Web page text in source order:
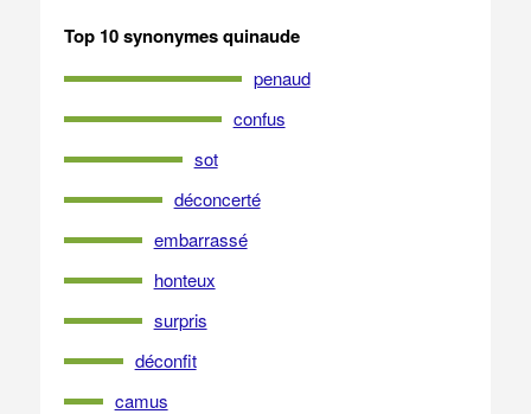
Top 10 synonymes quinaude
penaud
confus
sot
déconcerté
embarrassé
honteux
surpris
déconfit
camus